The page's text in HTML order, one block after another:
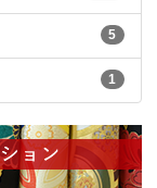
5
1